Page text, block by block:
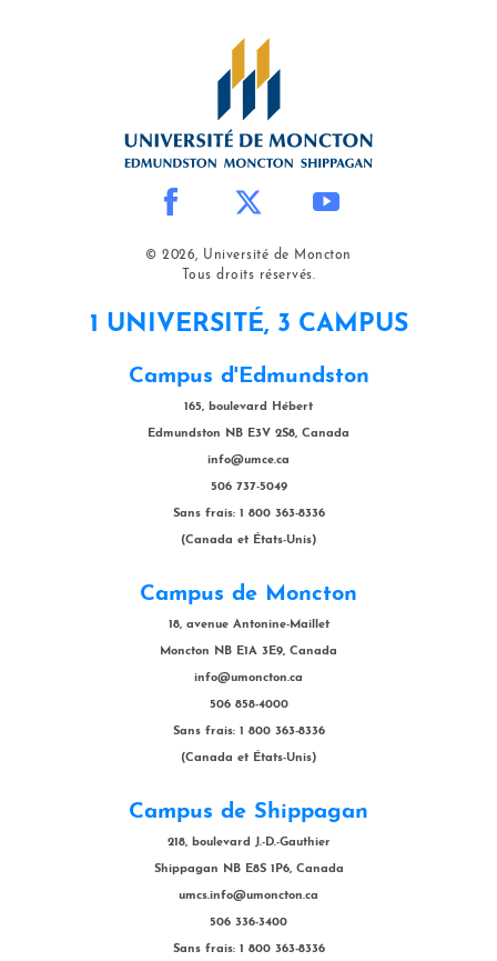
© 2026, Université de Moncton
Tous droits réservés.
1 UNIVERSITÉ, 3 CAMPUS
Campus d'Edmundston
165, boulevard Hébert
Edmundston NB E3V 2S8, Canada
info@umce.ca
506 737-5049
Sans frais: 1 800 363-8336
(Canada et États-Unis)
Campus de Moncton
18, avenue Antonine-Maillet
Moncton NB E1A 3E9, Canada
info@umoncton.ca
506 858-4000
Sans frais: 1 800 363-8336
(Canada et États-Unis)
Campus de Shippagan
218, boulevard J.-D.-Gauthier
Shippagan NB E8S 1P6, Canada
umcs.info@umoncton.ca
506 336-3400
Sans frais: 1 800 363-8336